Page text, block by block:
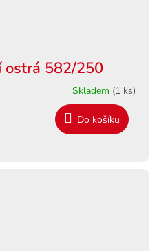
ostrá 582/250
Skladem (1 ks)
Do košíku